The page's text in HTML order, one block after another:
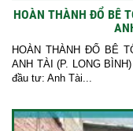
HOÀN THÀNH ĐỔ BÊ
HOÀN THÀNH ĐỔ BÊ
ANH TÀI (P. LONG
đầu tư: Anh Tài...